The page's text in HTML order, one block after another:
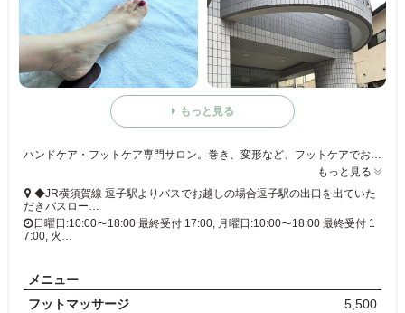
もっと見る
ハンドケア・フットケア専門サロン。巻き、変形など、フットケアでお悩みの方ぜひ一度ご相談くださ。フットケアマッサージもオススメです♪
もっと見る
◆JR横須賀線 逗子駅よりバスでお越しの場合逗子駅の出口を出ていた
だきバスロー…
日曜日:10:00〜18:00 最終受付 17:00, 月曜日:10:00〜18:00 最終受付 1
7:00, 火…
メニュー
フットマッサージ
5,500